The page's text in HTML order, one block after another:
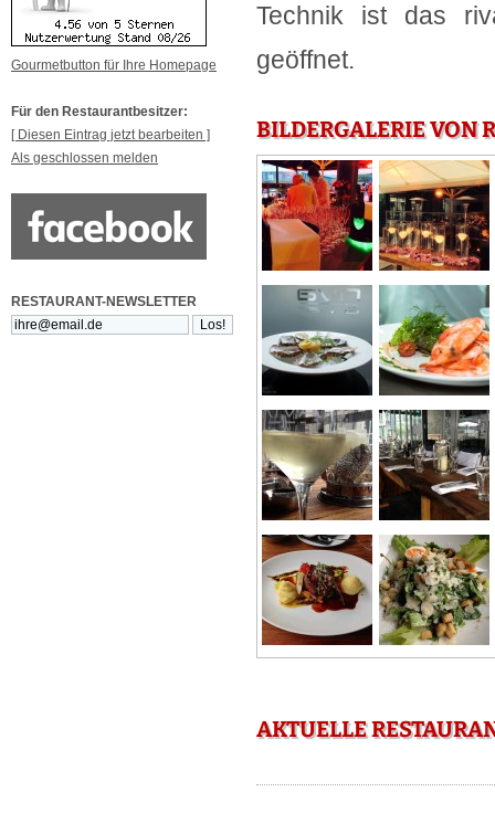
Gourmetbutton für Ihre Homepage
Für den Restaurantbesitzer:
[ Diesen Eintrag jetzt bearbeiten ]
Als geschlossen melden
RESTAURANT-NEWSLETTER
Technik ist das
geöffnet.
BILDERGALERIE VON
AKTUELLE